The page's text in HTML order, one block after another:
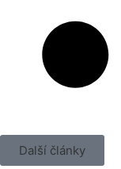
Další články